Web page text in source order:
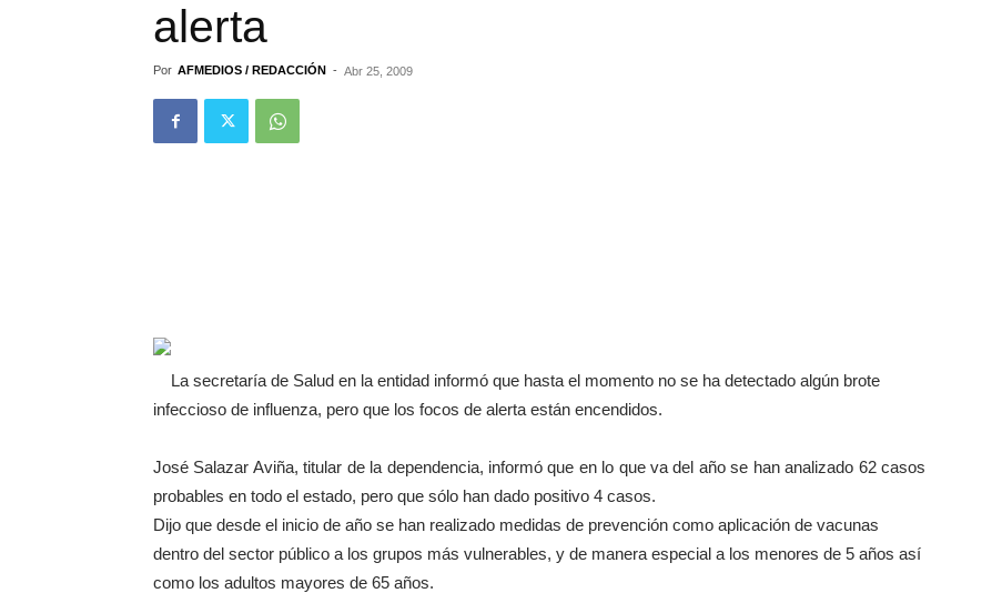
alerta
Por AFMEDIOS / REDACCIÓN - Abr 25, 2009
La secretaría de Salud en la entidad informó que hasta el momento no se ha detectado algún brote
infeccioso de influenza, pero que los focos de alerta están encendidos.
José Salazar Aviña, titular de la dependencia, informó que en lo que va del año se han analizado 62 casos
probables en todo el estado, pero que sólo han dado positivo 4 casos.
Dijo que desde el inicio de año se han realizado medidas de prevención como aplicación de vacunas
dentro del sector público a los grupos más vulnerables, y de manera especial a los menores de 5 años así
como los adultos mayores de 65 años.